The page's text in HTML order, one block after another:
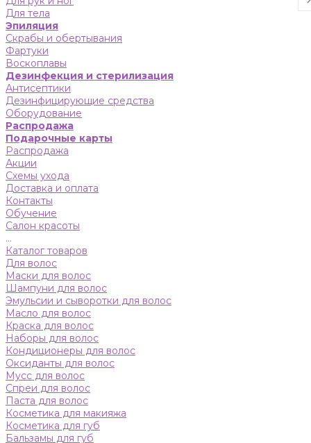
Для тела
Эпиляция
Скрабы и обертывания
Фартуки
Воскоплавы
Дезинфекция и стерилизация
Антисептики
Дезинфицирующие средства
Оборудование
Распродажа
Подарочные карты
Распродажа
Акции
Схемы ухода
Доставка и оплата
Контакты
Обучение
Салон красоты
...
Каталог товаров
Для волос
Маски для волос
Шампуни для волос
Эмульсии и сыворотки для волос
Масло для волос
Краска для волос
Наборы для волос
Кондиционеры для волос
Оксиданты для волос
Мусс для волос
Спреи для волос
Паста для волос
Косметика для макияжа
Косметика для губ
Бальзамы для губ